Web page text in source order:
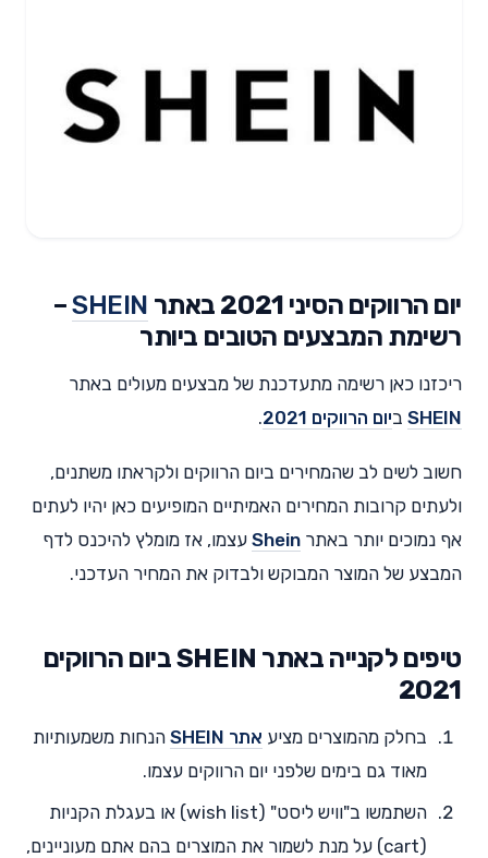
יום הרווקים הסיני 2021 באתר SHEIN
–
רשימת המבצעים הטובים ביותר
ריכזנו כאן רשימה מתעדכנת של מבצעים מעולים באתר
SHEIN ביום הרווקים 2021 .
חשוב לשים לב שהמחירים ביום הרווקים ולקראתו משתנים,
ולעתים קרובות המחירים האמיתיים המופיעים כאן יהיו לעתים
אף נמוכים יותר באתר Shein עצמו, אז מומלץ להיכנס לדף
המבצע של המוצר המבוקש ולבדוק את המחיר העדכני.
טיפים לקנייה באתר SHEIN ביום הרווקים
2021
בחלק מהמוצרים מציע אתר SHEIN
הנחות משמעותיות
מאוד גם בימים שלפני יום הרווקים עצמו.
השתמשו ב"וויש ליסט" (wish list) או בעגלת הקניות
(cart) על מנת לשמור את המוצרים בהם אתם מעוניינים,